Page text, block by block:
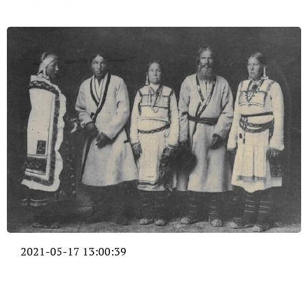
2021-05-17 13:00:39